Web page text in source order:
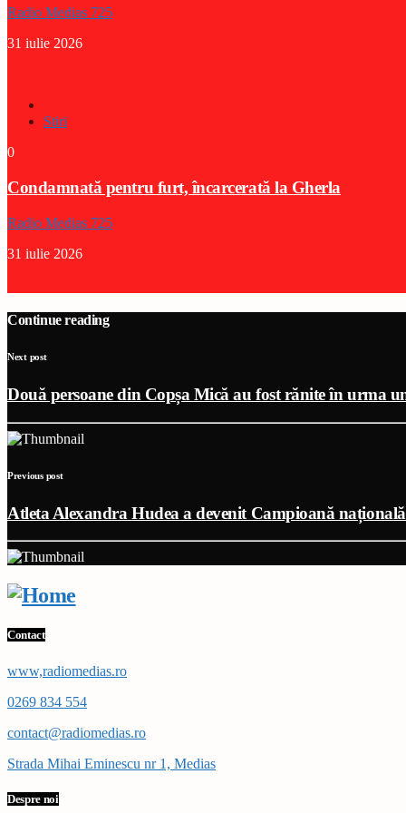
Radio Medias 725
31 iulie 2026
Stiri
0
Condamnată pentru furt, încarcerată la Gherla
Radio Medias 725
31 iulie 2026
Continue reading
Next post
Două persoane din Copșa Mică au fost rănite în urma
Previous post
Atleta Alexandra Hudea a devenit Campioană
Contact
www,radiomedias.ro
0269 834 554
contact@radiomedias.ro
Strada Mihai Eminescu nr 1, Medias
Despre noi